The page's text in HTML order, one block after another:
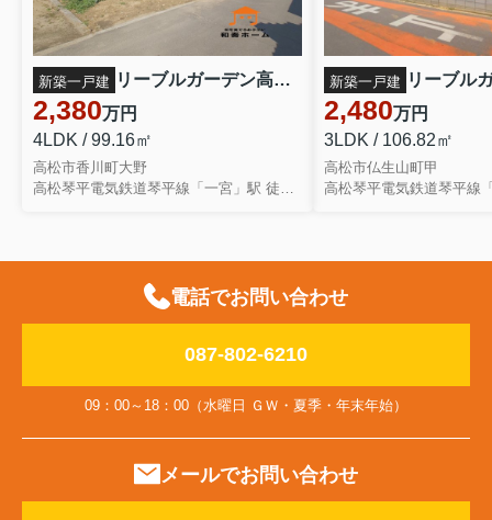
新築一戸建 リーブルガーデン高松市香川町大野第二◇2026年度補助金対象の長期優良住宅です！ ２号棟
2,380万円
4LDK / 99.16㎡
高松市香川町大野
新築一戸建
2,480万円
3LDK / 106.82㎡
高松市仏生山町甲
電話でお問い合わせ
087-802-6210
09：00～18：00（水曜日 ＧＷ・夏季・年末年始）
メールでお問い合わせ